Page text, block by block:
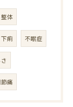
整体
下痢 不眠症
痛